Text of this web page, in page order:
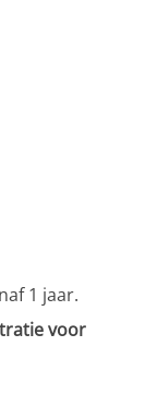
1 jaar.
voor